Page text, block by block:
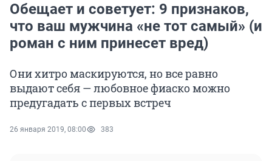
Обещает и советует: 9 признаков,
что ваш мужчина «не тот самый» (и
роман с ним принесет вред)
Они хитро маскируются, но все равно
выдают себя — любовное фиаско можно
предугадать с первых встреч
26 января 2019, 08:00 383